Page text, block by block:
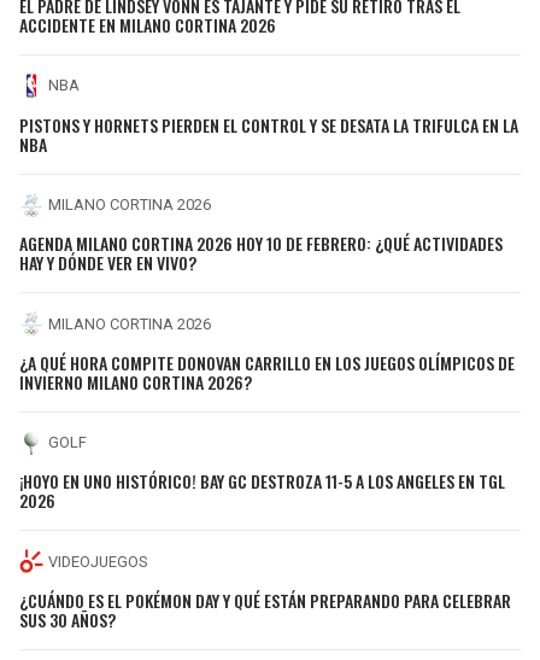
EL PADRE DE LINDSEY VONN ES TAJANTE Y PIDE SU RETIRO TRAS EL
ACCIDENTE EN MILANO CORTINA 2026
NBA
PISTONS Y HORNETS PIERDEN EL CONTROL Y SE DESATA LA TRIFULCA EN LA
NBA
MILANO CORTINA 2026
AGENDA MILANO CORTINA 2026 HOY 10 DE FEBRERO: ¿QUÉ ACTIVIDADES
HAY Y DÓNDE VER EN VIVO?
MILANO CORTINA 2026
¿A QUÉ HORA COMPITE DONOVAN CARRILLO EN LOS JUEGOS OLÍMPICOS DE
INVIERNO MILANO CORTINA 2026?
GOLF
¡HOYO EN UNO HISTÓRICO! BAY GC DESTROZA 11-5 A LOS ANGELES EN TGL
2026
VIDEOJUEGOS
¿CUÁNDO ES EL POKÉMON DAY Y QUÉ ESTÁN PREPARANDO PARA CELEBRAR
SUS 30 AÑOS?